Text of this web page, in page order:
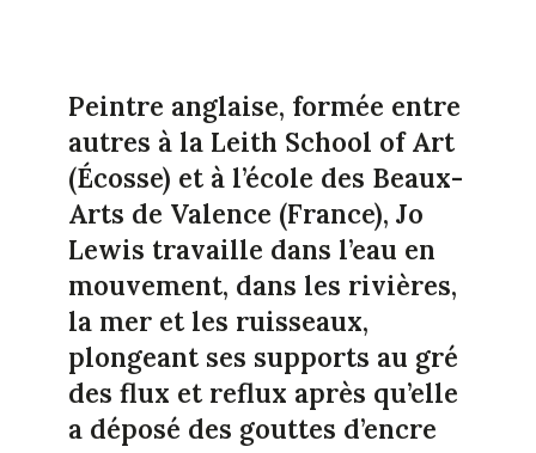
Peintre anglaise, formée entre
autres à la Leith School of Art
(Écosse) et à l’école des Beaux-
Arts de Valence (France), Jo
Lewis travaille dans l’eau en
mouvement, dans les rivières,
la mer et les ruisseaux,
plongeant ses supports au gré
des flux et reflux après qu’elle
a déposé des gouttes d’encre